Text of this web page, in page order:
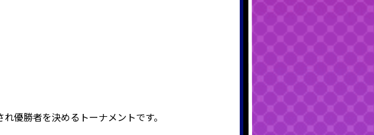
優勝者を決めるトーナメントです。